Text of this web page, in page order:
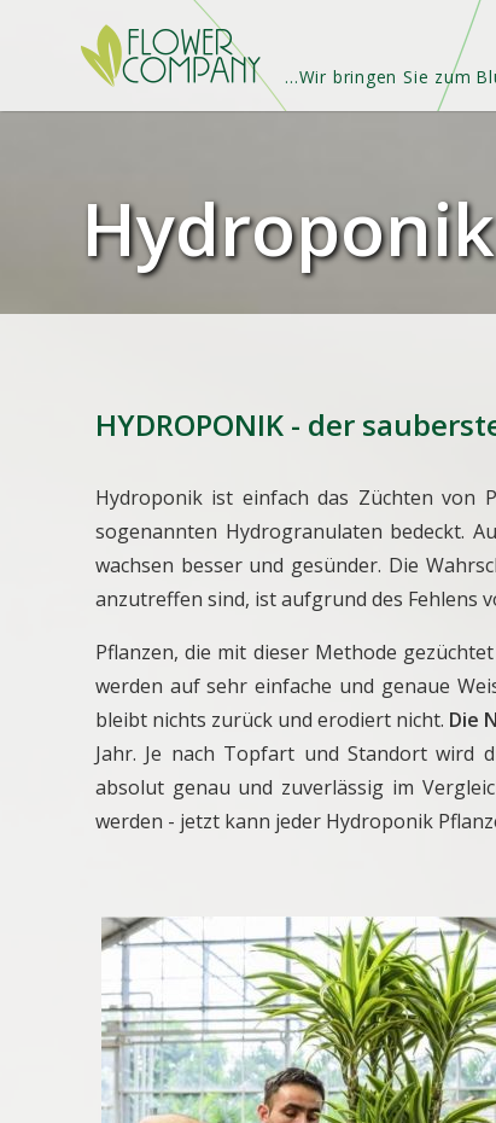
...Wir bringen Sie zum
Hydroponik
HYDROPONIK - der
Hydroponik ist einfach das Züchten von
sogenannten Hydrogranulaten bedeckt.
wachsen besser und gesünder. Die
anzutreffen sind, ist aufgrund des Fehlens
Pflanzen, die mit dieser Methode
werden auf sehr einfache und genaue
bleibt nichts zurück und erodiert nicht. Die
Jahr. Je nach Topfart und Standort wird
absolut genau und zuverlässig im
werden - jetzt kann jeder Hydroponik